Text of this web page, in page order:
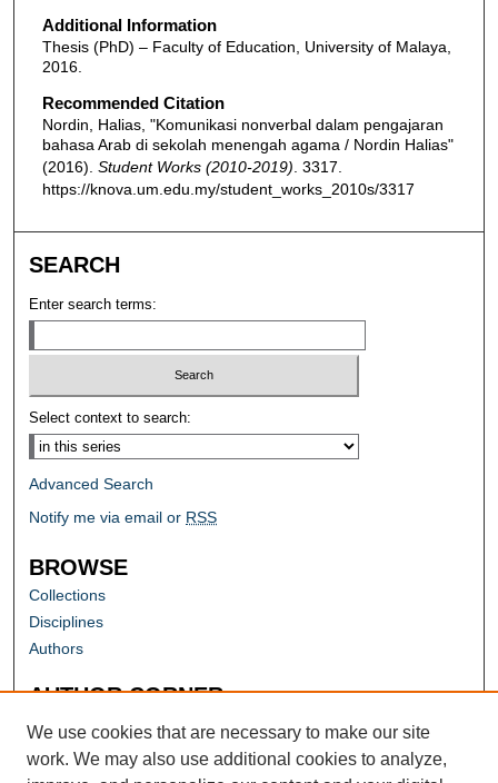
Additional Information
Thesis (PhD) – Faculty of Education, University of Malaya,
2016.
Recommended Citation
Nordin, Halias, "Komunikasi nonverbal dalam pengajaran
bahasa Arab di sekolah menengah agama / Nordin Halias"
(2016). Student Works (2010-2019) . 3317.
https://knova.um.edu.my/student_works_2010s/3317
SEARCH
Enter search terms:
Select context to search:
Advanced Search
Notify me via email or RSS
BROWSE
Collections
Disciplines
Authors
AUTHOR CORNER
Author FAQ
We use cookies that are necessary to make our site
work. We may also use additional cookies to analyze,